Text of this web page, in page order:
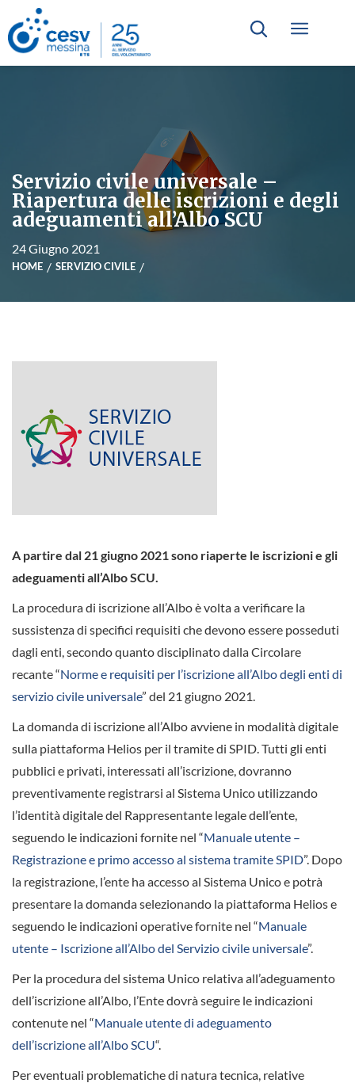
Servizio civile universale –
Riapertura delle iscrizioni e degli
adeguamenti all’Albo SCU
24 Giugno 2021
HOME SERVIZIO CIVILE
A partire dal 21 giugno 2021 sono riaperte le iscrizioni e gli
adeguamenti all’Albo SCU.
La procedura di iscrizione all’Albo è volta a verificare la
sussistenza di specifici requisiti che devono essere posseduti
dagli enti, secondo quanto disciplinato dalla Circolare
recante “Norme e requisiti per l’iscrizione all’Albo degli enti di
servizio civile universale” del 21 giugno 2021.
La domanda di iscrizione all’Albo avviene in modalità digitale
sulla piattaforma Helios per il tramite di SPID. Tutti gli enti
pubblici e privati, interessati all’iscrizione, dovranno
preventivamente registrarsi al Sistema Unico utilizzando
l’identità digitale del Rappresentante legale dell’ente,
seguendo le indicazioni fornite nel “Manuale utente –
Registrazione e primo accesso al sistema tramite SPID”. Dopo
la registrazione, l’ente ha accesso al Sistema Unico e potrà
presentare la domanda selezionando la piattaforma Helios e
seguendo le indicazioni operative fornite nel “Manuale
utente – Iscrizione all’Albo del Servizio civile universale”.
Per la procedura del sistema Unico relativa all’adeguamento
dell’iscrizione all’Albo, l’Ente dovrà seguire le indicazioni
contenute nel “Manuale utente di adeguamento
dell’iscrizione all’Albo SCU“.
Per eventuali problematiche di natura tecnica, relative